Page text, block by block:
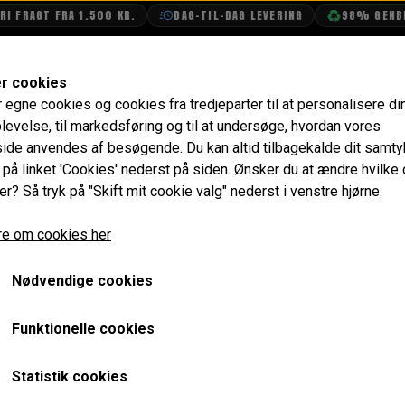
FRAGT FRA 1.500 KR. DAG-TIL-DAG LEVERING 98%
cookies
egne cookies og cookies fra tredjeparter til at personalisere
til markedsføring og til at undersøge, hvordan vores
anvendes af besøgende. Du kan altid tilbagekalde dit
linket 'Cookies' nederst på siden. Ønsker du at ændre hvilke
Så tryk på "Skift mit cookie valg" nederst i venstre hjørne.
om cookies her
Nødvendige cookies
Funktionelle cookies
Statistik cookies